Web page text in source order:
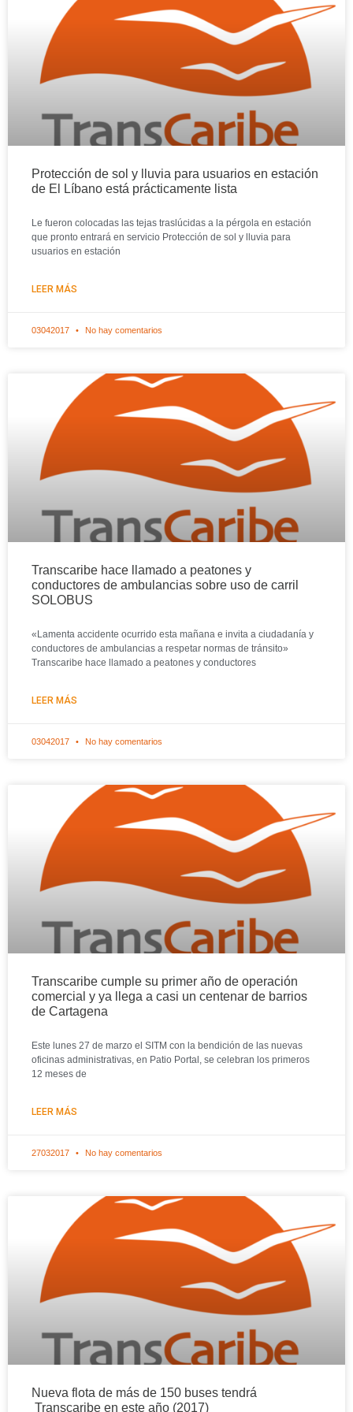
Protección de sol y lluvia para usuarios en estación
de El Líbano está prácticamente lista
Le fueron colocadas las tejas traslúcidas a la pérgola en estación
que pronto entrará en servicio Protección de sol y lluvia para
usuarios en estación
LEER MÁS
03042017 No hay comentarios
Transcaribe hace llamado a peatones y
conductores de ambulancias sobre uso de carril
SOLOBUS
«Lamenta accidente ocurrido esta mañana e invita a ciudadanía y
conductores de ambulancias a respetar normas de tránsito»
Transcaribe hace llamado a peatones y conductores
LEER MÁS
03042017 No hay comentarios
Transcaribe cumple su primer año de operación
comercial y ya llega a casi un centenar de barrios
de Cartagena
Este lunes 27 de marzo el SITM con la bendición de las nuevas
oficinas administrativas, en Patio Portal, se celebran los primeros
12 meses de
LEER MÁS
27032017 No hay comentarios
Nueva flota de más de 150 buses tendrá
Transcaribe en este año (2017)